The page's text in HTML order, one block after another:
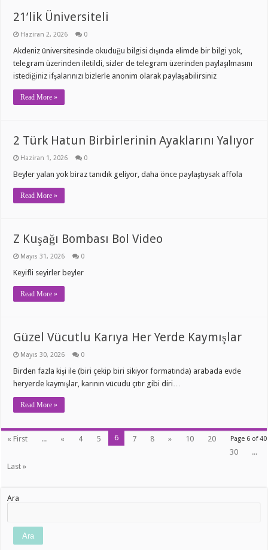
21’lik Üniversiteli
Haziran 2, 2026 0
Akdeniz üniversitesinde okuduğu bilgisi dışında elimde bir bilgi yok,
telegram üzerinden iletildi, sizler de telegram üzerinden paylaşılmasını
istediğiniz ifşalarınızı bizlerle anonim olarak paylaşabilirsiniz
Read More »
2 Türk Hatun Birbirlerinin Ayaklarını Yalıyor
Haziran 1, 2026 0
Beyler yalan yok biraz tanıdık geliyor, daha önce paylaştıysak affola
Read More »
Z Kuşağı Bombası Bol Video
Mayıs 31, 2026 0
Keyifli seyirler beyler
Read More »
Güzel Vücutlu Karıya Her Yerde Kaymışlar
Mayıs 30, 2026 0
Birden fazla kişi ile (biri çekip biri sikiyor formatında) arabada evde
heryerde kaymışlar, karının vücudu çıtır gibi diri…
Read More »
Page 6 of 40
« First ... « 4 5 6 7 8 » 10
20
30
...
Last »
Ara
Ara